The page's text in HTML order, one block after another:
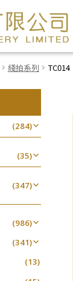
綫拍系列 TC014
(284)
(35)
(347)
(25)
(61)
(11)
(56)
(986)
(341)
(13)